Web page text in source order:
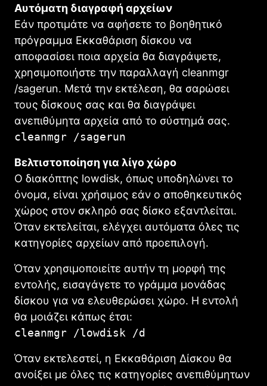
Αυτόματη διαγραφή αρχείων
Εάν προτιμάτε να αφήσετε το βοηθητικό
πρόγραμμα Εκκαθάριση δίσκου να
αποφασίσει ποια αρχεία θα διαγράψετε,
χρησιμοποιήστε την παραλλαγή cleanmgr
/sagerun. Μετά την εκτέλεση, θα σαρώσει
τους δίσκους σας και θα διαγράψει
ανεπιθύμητα αρχεία από το σύστημά σας.
cleanmgr /sagerun
Βελτιστοποίηση για λίγο χώρο
Ο διακόπτης lowdisk, όπως υποδηλώνει το
όνομα, είναι χρήσιμος εάν ο αποθηκευτικός
χώρος στον σκληρό σας δίσκο εξαντλείται.
Όταν εκτελείται, ελέγχει αυτόματα όλες τις
κατηγορίες αρχείων από προεπιλογή.
Όταν χρησιμοποιείτε αυτήν τη μορφή της
εντολής, εισαγάγετε το γράμμα μονάδας
δίσκου για να ελευθερώσει χώρο. Η εντολή
θα μοιάζει κάπως έτσι:
cleanmgr /lowdisk /d
Όταν εκτελεστεί, η Εκκαθάριση Δίσκου θα
ανοίξει με όλες τις κατηγορίες ανεπιθύμητων